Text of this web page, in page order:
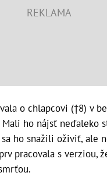
o chlapcovi (†8) v
Mali ho nájsť neďaleko
sa ho snažili oživiť, ale
pracovala s verziou,